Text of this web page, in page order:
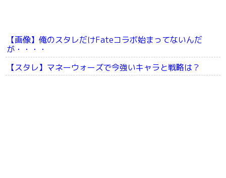
【画像】俺のスタレだけFateコラボ始まってないんだ
が・・・・
【スタレ】マネーウォーズで今強いキャラと戦略は？